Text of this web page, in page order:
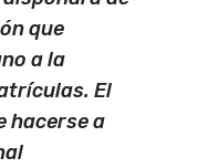
que
a la
El
hacerse a